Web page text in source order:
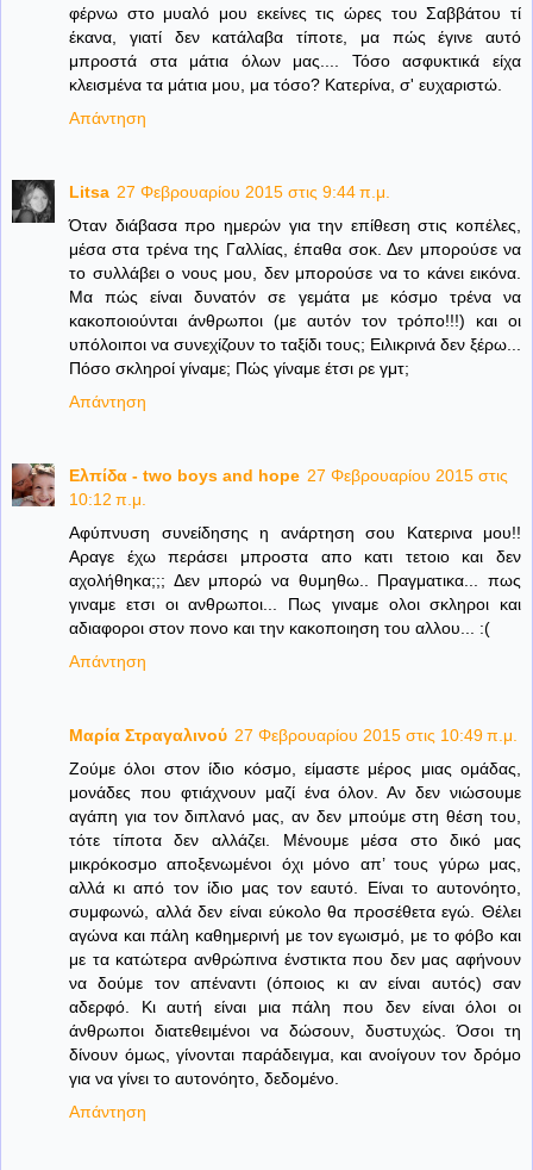
φέρνω στο μυαλό μου εκείνες τις ώρες του Σαββάτου τί
έκανα, γιατί δεν κατάλαβα τίποτε, μα πώς έγινε αυτό
μπροστά στα μάτια όλων μας.... Τόσο ασφυκτικά είχα
κλεισμένα τα μάτια μου, μα τόσο? Κατερίνα, σ' ευχαριστώ.
Απάντηση
Litsa 27 Φεβρουαρίου 2015 στις 9:44 π.μ.
Όταν διάβασα προ ημερών για την επίθεση στις κοπέλες,
μέσα στα τρένα της Γαλλίας, έπαθα σοκ. Δεν μπορούσε να
το συλλάβει ο νους μου, δεν μπορούσε να το κάνει εικόνα.
Μα πώς είναι δυνατόν σε γεμάτα με κόσμο τρένα να
κακοποιούνται άνθρωποι (με αυτόν τον τρόπο!!!) και οι
υπόλοιποι να συνεχίζουν το ταξίδι τους; Ειλικρινά δεν ξέρω...
Πόσο σκληροί γίναμε; Πώς γίναμε έτσι ρε γμτ;
Απάντηση
Ελπίδα - two boys and hope 27 Φεβρουαρίου 2015 στις
10:12 π.μ.
Αφύπνυση συνείδησης η ανάρτηση σου Κατερινα μου!!
Αραγε έχω περάσει μπροστα απο κατι τετοιο και δεν
αχολήθηκα;;; Δεν μπορώ να θυμηθω.. Πραγματικα... πως
γιναμε ετσι οι ανθρωποι... Πως γιναμε ολοι σκληροι και
αδιαφοροι στον πονο και την κακοποιηση του αλλου... :(
Απάντηση
Μαρία Στραγαλινού 27 Φεβρουαρίου 2015 στις 10:49 π.μ.
Ζούμε όλοι στον ίδιο κόσμο, είμαστε μέρος μιας ομάδας,
μονάδες που φτιάχνουν μαζί ένα όλον. Αν δεν νιώσουμε
αγάπη για τον διπλανό μας, αν δεν μπούμε στη θέση του,
τότε τίποτα δεν αλλάζει. Μένουμε μέσα στο δικό μας
μικρόκοσμο αποξενωμένοι όχι μόνο απ’ τους γύρω μας,
αλλά κι από τον ίδιο μας τον εαυτό. Είναι το αυτονόητο,
συμφωνώ, αλλά δεν είναι εύκολο θα προσέθετα εγώ. Θέλει
αγώνα και πάλη καθημερινή με τον εγωισμό, με το φόβο και
με τα κατώτερα ανθρώπινα ένστικτα που δεν μας αφήνουν
να δούμε τον απέναντι (όποιος κι αν είναι αυτός) σαν
αδερφό. Κι αυτή είναι μια πάλη που δεν είναι όλοι οι
άνθρωποι διατεθειμένοι να δώσουν, δυστυχώς. Όσοι τη
δίνουν όμως, γίνονται παράδειγμα, και ανοίγουν τον δρόμο
για να γίνει το αυτονόητο, δεδομένο.
Απάντηση